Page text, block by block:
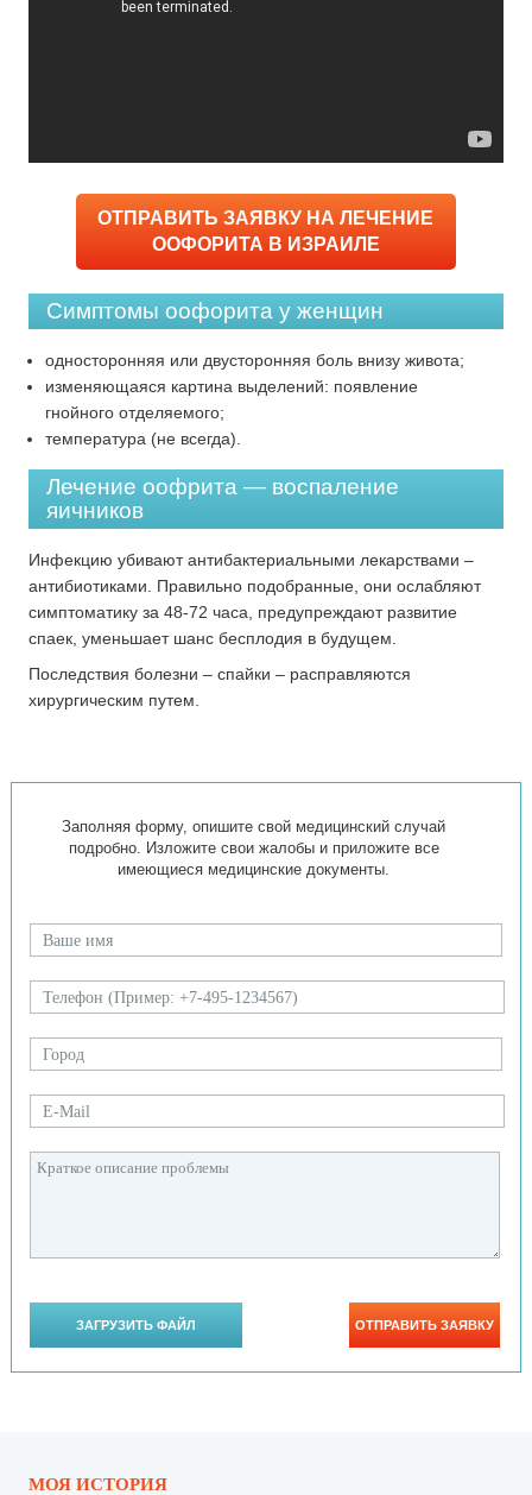
ОТПРАВИТЬ ЗАЯВКУ НА ЛЕЧЕНИЕ
ООФОРИТА В ИЗРАИЛЕ
Симптомы оофорита у женщин
односторонняя или двусторонняя боль внизу живота;
изменяющаяся картина выделений: появление
гнойного отделяемого;
температура (не всегда).
Лечение оофрита — воспаление
яичников
Инфекцию убивают антибактериальными лекарствами –
антибиотиками. Правильно подобранные, они ослабляют
симптоматику за 48-72 часа, предупреждают развитие
спаек, уменьшает шанс бесплодия в будущем.
Последствия болезни – спайки – расправляются
хирургическим путем.
Заполняя форму, опишите свой медицинский случай
подробно. Изложите свои жалобы и приложите все
имеющиеся медицинские документы.
МОЯ ИСТОРИЯ